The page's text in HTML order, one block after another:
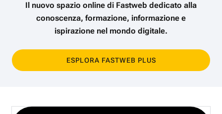
Il nuovo spazio online di Fastweb dedicato alla
conoscenza, formazione, informazione e
ispirazione nel mondo digitale.
ESPLORA FASTWEB PLUS